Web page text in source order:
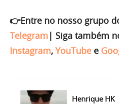
👉Entre no nosso grupo
Telegram | Siga também
Instagram, YouTube e
Henrique HK